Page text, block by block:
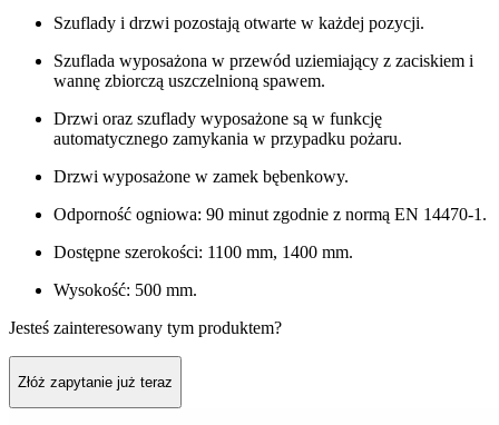
Szuflady i drzwi pozostają otwarte w każdej pozycji.
Szuflada wyposażona w przewód uziemiający z zaciskiem i
wannę zbiorczą uszczelnioną spawem.
Drzwi oraz szuflady wyposażone są w funkcję
automatycznego zamykania w przypadku pożaru.
Drzwi wyposażone w zamek bębenkowy.
Odporność ogniowa: 90 minut zgodnie z normą EN 14470-1.
Dostępne szerokości: 1100 mm, 1400 mm.
Wysokość: 500 mm.
Jesteś zainteresowany tym produktem?
Złóż zapytanie już teraz